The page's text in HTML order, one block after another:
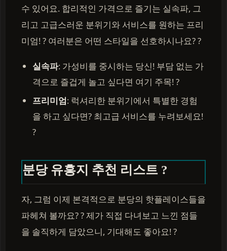
수 있어요. 합리적인 가격으로 즐기는 실속파, 그
리고 고급스러운 분위기와 서비스를 원하는 프리
미엄! ? 여러분은 어떤 스타일을 선호하시나요? ?
실속파: 가성비를 중시하는 당신! 부담 없는 가
격으로 즐겁게 놀고 싶다면 여기 주목! ?
프리미엄: 럭셔리한 분위기에서 특별한 경험
을 하고 싶다면? 최고급 서비스를 누려보세요!
?
분당 유흥지 추천 리스트 ?
자, 그럼 이제 본격적으로 분당의 핫플레이스들을
파헤쳐 볼까요? ? 제가 직접 다녀보고 느낀 점들
을 솔직하게 담았으니, 기대해도 좋아요! ?